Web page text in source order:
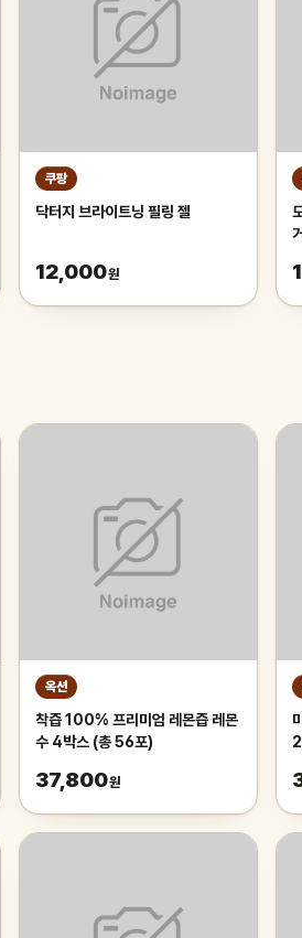
쿠팡
닥터지 브라이트닝 필링 젤
12,000원
옥션
착즙 100% 프리미엄 레몬즙 레몬
수 4박스 (총 56포)
37,800원